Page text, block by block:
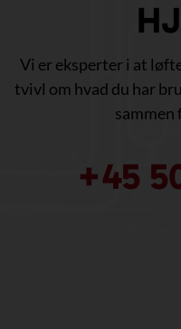
Vi er eksperter i at
tvivl om hvad du har
sammen
+45